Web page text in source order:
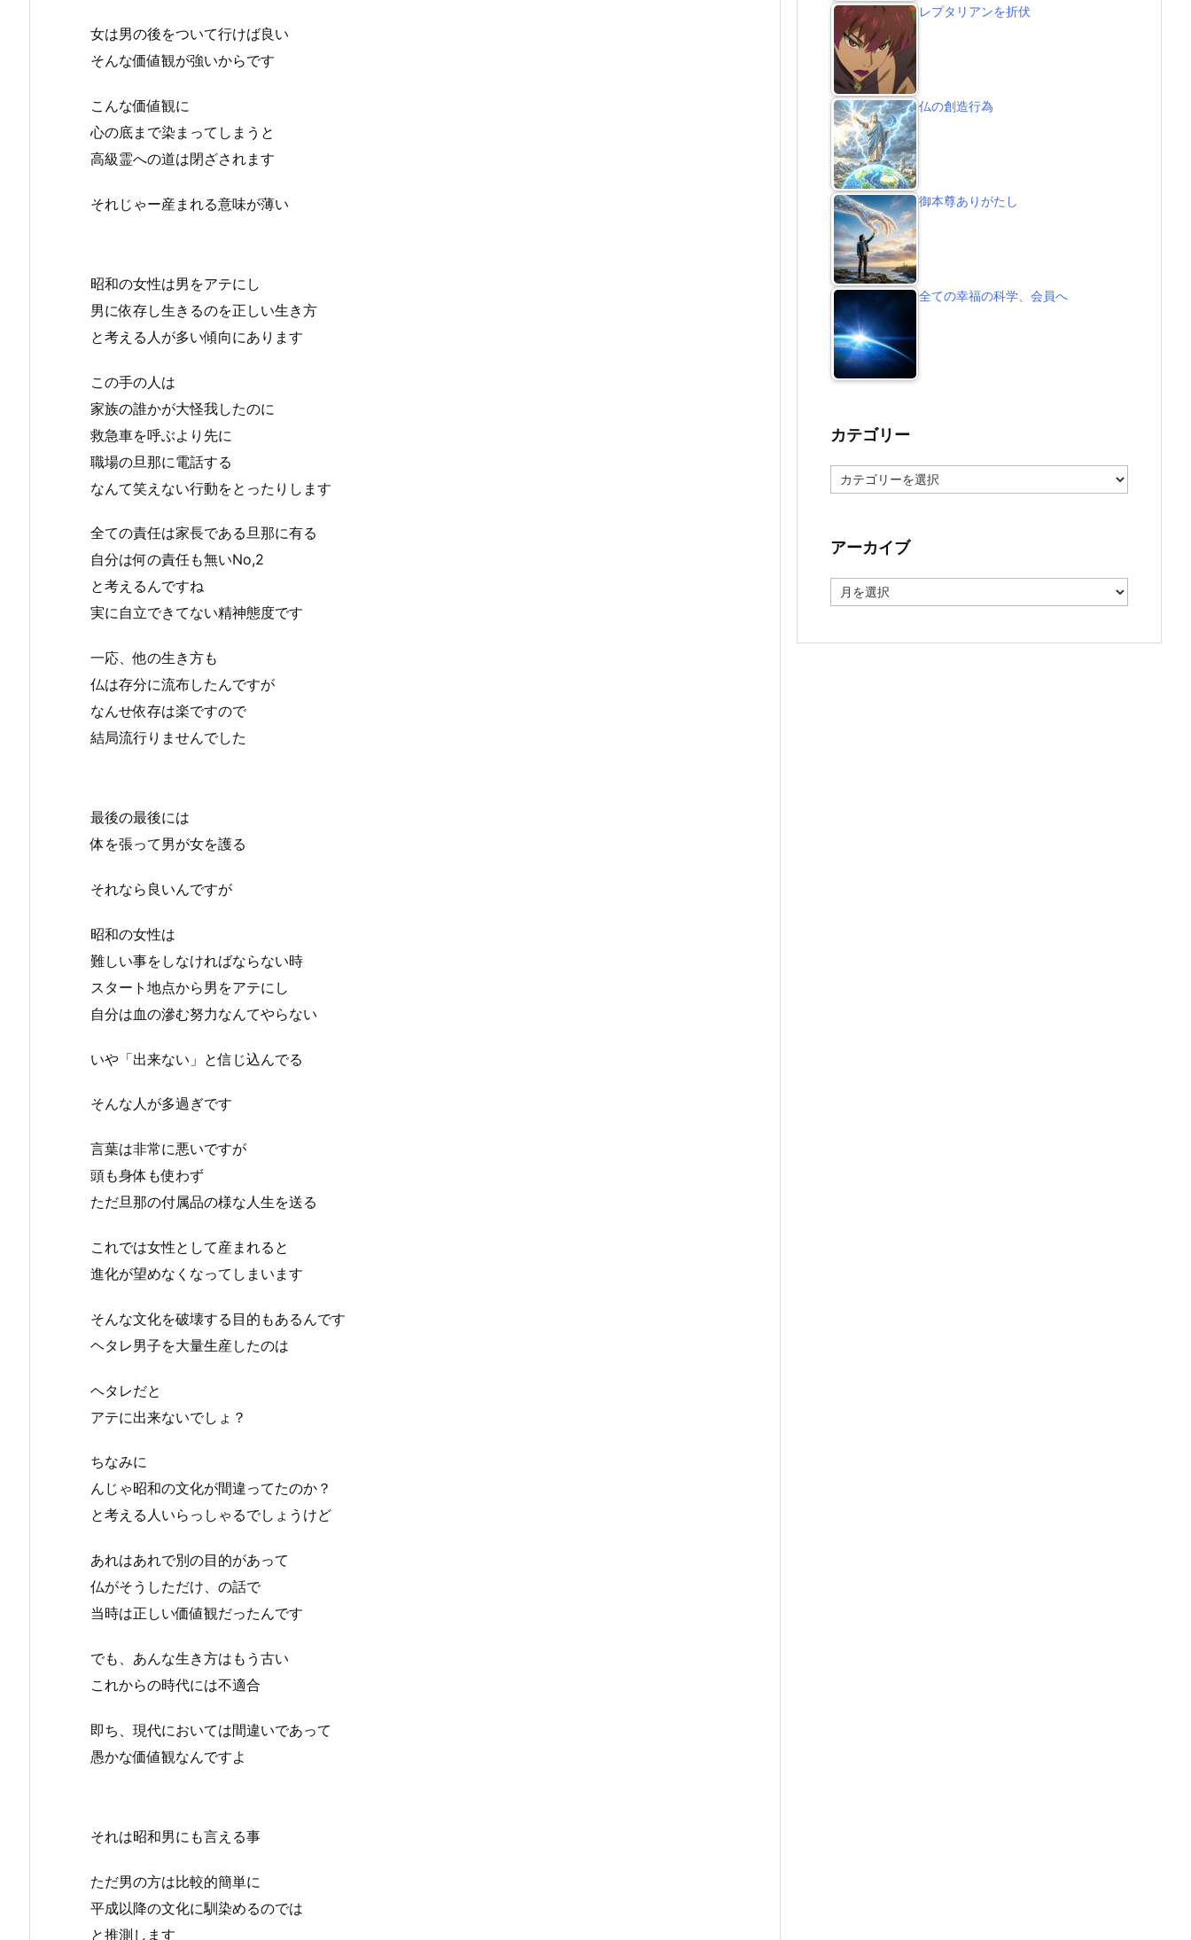
女は男の後をついて行けば良い
そんな価値観が強いからです
こんな価値観に
心の底まで染まってしまうと
高級霊への道は閉ざされます
それじゃー産まれる意味が薄い
昭和の女性は男をアテにし
男に依存し生きるのを正しい生き方
と考える人が多い傾向にあります
この手の人は
家族の誰かが大怪我したのに
救急車を呼ぶより先に
職場の旦那に電話する
なんて笑えない行動をとったりします
全ての責任は家長である旦那に有る
自分は何の責任も無いNo,2
と考えるんですね
実に自立できてない精神態度です
一応、他の生き方も
仏は存分に流布したんですが
なんせ依存は楽ですので
結局流行りませんでした
最後の最後には
体を張って男が女を護る
それなら良いんですが
昭和の女性は
難しい事をしなければならない時
スタート地点から男をアテにし
自分は血の滲む努力なんてやらない
いや「出来ない」と信じ込んでる
そんな人が多過ぎです
言葉は非常に悪いですが
頭も身体も使わず
ただ旦那の付属品の様な人生を送る
これでは女性として産まれると
進化が望めなくなってしまいます
そんな文化を破壊する目的もあるんです
ヘタレ男子を大量生産したのは
ヘタレだと
アテに出来ないでしょ？
ちなみに
んじゃ昭和の文化が間違ってたのか？
と考える人いらっしゃるでしょうけど
あれはあれで別の目的があって
仏がそうしただけ、の話で
当時は正しい価値観だったんです
でも、あんな生き方はもう古い
これからの時代には不適合
即ち、現代においては間違いであって
愚かな価値観なんですよ
それは昭和男にも言える事
ただ男の方は比較的簡単に
平成以降の文化に馴染めるのでは
と推測します
レプタリアンを折伏
仏の創造行為
御本尊ありがたし
全ての幸福の科学、会員へ
カテゴリー
テ
ー
アーカイブ
ー